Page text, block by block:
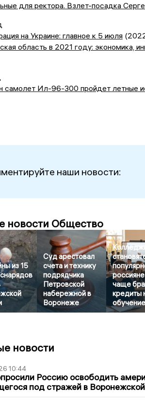
для ректора. Взлет-посадка
на Украине: главное к 5 июля
область в 2021 году: экономика,
самолет Ил-96-300 пройдет летные
наши новости:
новости Общество
из 15
Суд арестовал
счета и технику
подрядчика
Петровской
набережной в
Воронеже
чаще
кредиты
новости
10:44
Россию освободить
под стражей в